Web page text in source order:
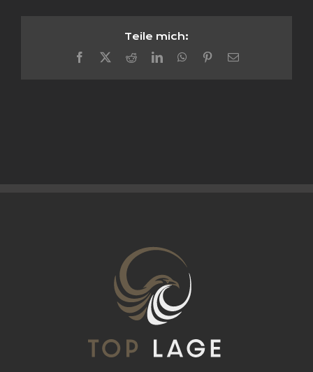
Teile mich:
Facebook RedditLinkedInWhatsApp
Pinterest
E-